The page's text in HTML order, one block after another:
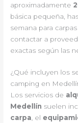
aproximadamente
básica pequeña,
semana para
contactar a
exactas según las
¿Qué incluyen los
camping en
Los servicios de
Medellín suelen
carpa, el